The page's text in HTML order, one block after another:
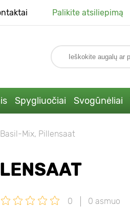
Palikite atsiliepimą
Spygliuočiai Svogūnėliai
Mix, Pillensaat
0 0 asmuo